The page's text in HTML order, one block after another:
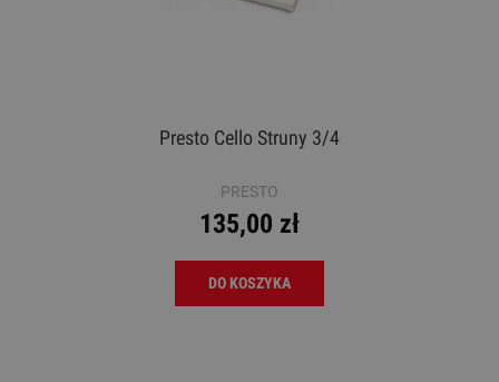
Presto Cello Struny 3/4
PRESTO
135,00 zł
DO KOSZYKA